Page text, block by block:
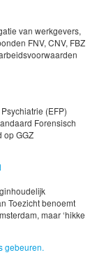
van werkgevers,
FNV, CNV, FBZ
(EFP)
Forensisch
op GGZ
Toezicht benoemt
maar ‘hikke
gebeuren.